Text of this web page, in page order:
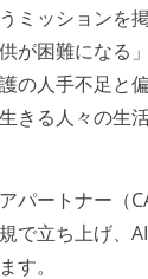
ミッションを
が困難になる
の人手不足と
きる人々の生
パートナー（
で立ち上げ、
す。